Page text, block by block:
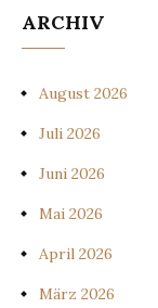
ARCHIV
August 2026
Juli 2026
Juni 2026
Mai 2026
April 2026
März 2026